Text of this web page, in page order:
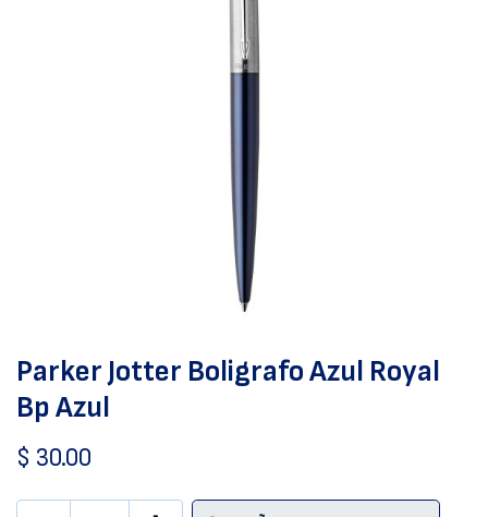
Parker Jotter Boligrafo Azul Royal
Bp Azul
$ 30.00